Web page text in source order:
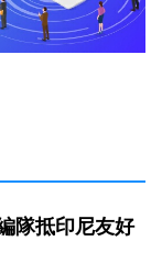
隊抵印尼友好